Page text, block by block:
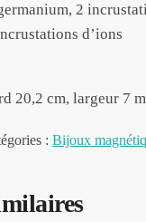
2
d’ions
20,2 cm, largeur 7
: Bijoux